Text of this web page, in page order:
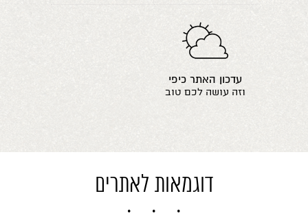
עדכון האתר כיפי
וזה עושה לכם טוב
דוגמאות לאתרים